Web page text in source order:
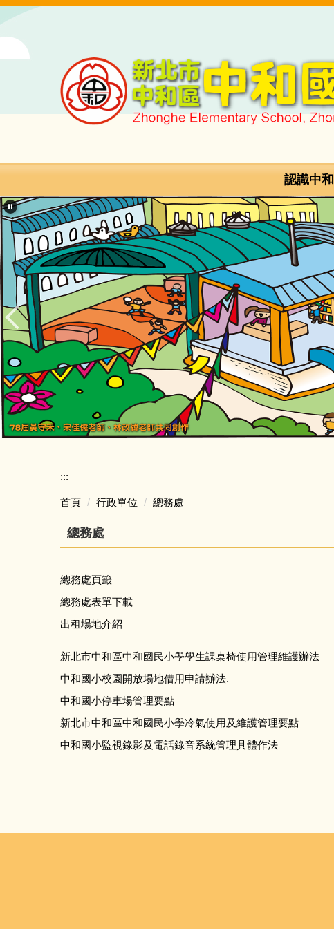
主
和
區
中
和
國
民
小
認識中和
:::
首頁 行政單位 總務處
總務處
總務處頁籤
總務處表單下載
出租場地介紹
新北市中和區中和國民小學學生課桌椅使用管理維護辦法
中和國小校園開放場地借用申請辦法.
中和國小停車場管理要點
新北市中和區中和國民小學冷氣使用及維護管理要點
中和國小監視錄影及電話錄音系統管理具體作法